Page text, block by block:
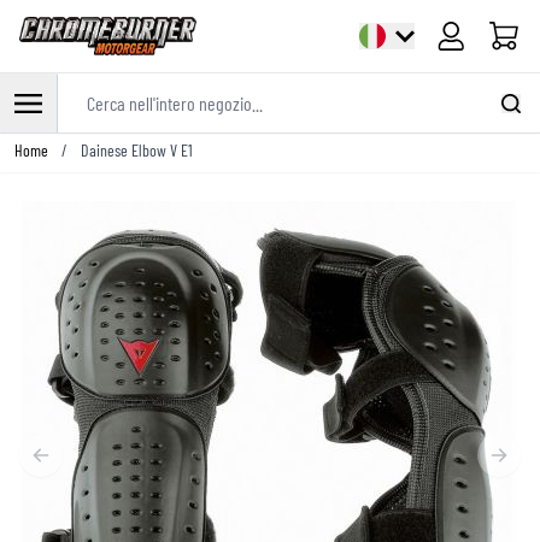
Cart
Salta al contenuto
Home / Dainese Elbow V E1